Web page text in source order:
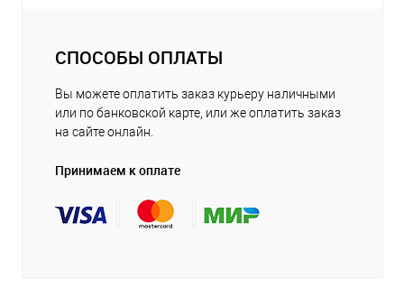
СПОСОБЫ ОПЛАТЫ
Вы можете оплатить заказ курьеру наличными
или по банковской карте, или же оплатить заказ
на сайте онлайн.
Принимаем к оплате